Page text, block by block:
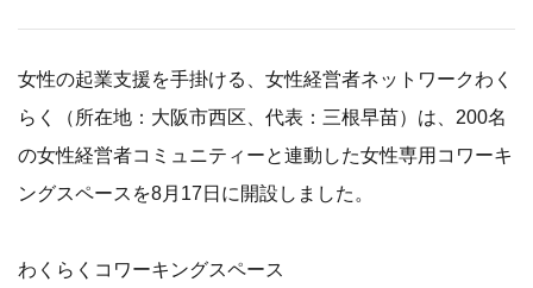
女性の起業支援を手掛ける、女性経営者ネットワークわく
らく（所在地：大阪市西区、代表：三根早苗）は、200名
の女性経営者コミュニティーと連動した女性専用コワーキ
ングスペースを8月17日に開設しました。
わくらくコワーキングスペース